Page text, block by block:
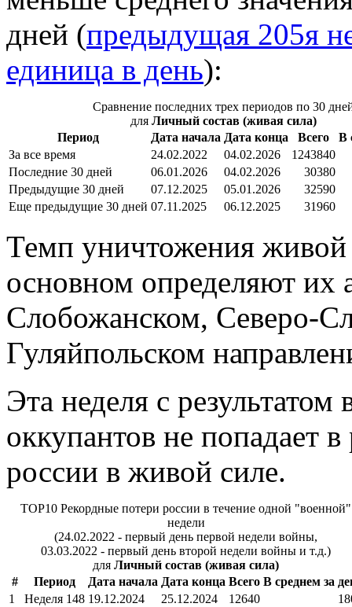
дней (предыдущая 205я
единица в день):
Сравнение последних трех периодов по 30
для Личный состав (живая сила)
Период
Дата начала Дата конца Всего
В
За все время
24.02.2022 04.02.2026
1243840
Последние 30 дней
06.01.2026 04.02.2026
30380
Предыдущие 30 дней
07.12.2025 05.01.2026
32590
Еще предыдущие 30 дней 07.11.2025 06.12.2025 31960
Темп уничтожения живой
основном определяют
Слобожанском, Северо-
Гуляйпольском
Эта неделя с
оккупантов не попадает
россии в живой силе.
TOP10 Рекордные потери россии в течение одной "военной"
недели
(24.02.2022 - первый день первой недели войны,
03.03.2022 - первый день второй недели войны и т.д.)
для Личный состав (живая сила)
#
Период Дата начала Дата конца Всего В среднем за
1
Неделя 148 19.12.2024 25.12.2024 12640